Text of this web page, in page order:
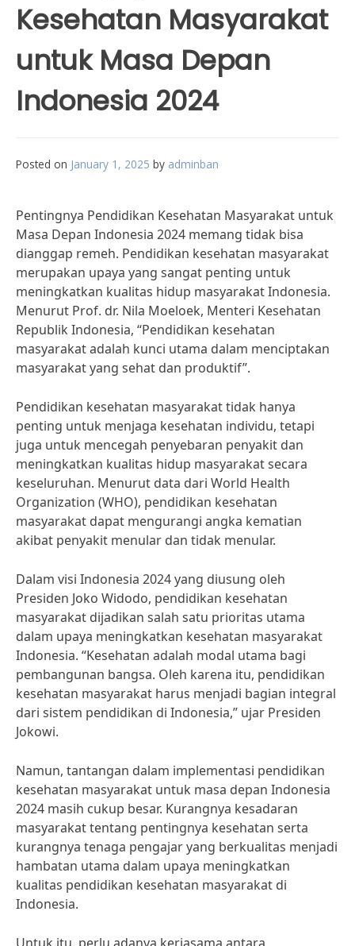
Kesehatan Masyarakat
untuk Masa Depan
Indonesia 2024
Posted on January 1, 2025 by adminban
Pentingnya Pendidikan Kesehatan Masyarakat untuk
Masa Depan Indonesia 2024 memang tidak bisa
dianggap remeh. Pendidikan kesehatan masyarakat
merupakan upaya yang sangat penting untuk
meningkatkan kualitas hidup masyarakat Indonesia.
Menurut Prof. dr. Nila Moeloek, Menteri Kesehatan
Republik Indonesia, “Pendidikan kesehatan
masyarakat adalah kunci utama dalam menciptakan
masyarakat yang sehat dan produktif”.
Pendidikan kesehatan masyarakat tidak hanya
penting untuk menjaga kesehatan individu, tetapi
juga untuk mencegah penyebaran penyakit dan
meningkatkan kualitas hidup masyarakat secara
keseluruhan. Menurut data dari World Health
Organization (WHO), pendidikan kesehatan
masyarakat dapat mengurangi angka kematian
akibat penyakit menular dan tidak menular.
Dalam visi Indonesia 2024 yang diusung oleh
Presiden Joko Widodo, pendidikan kesehatan
masyarakat dijadikan salah satu prioritas utama
dalam upaya meningkatkan kesehatan masyarakat
Indonesia. “Kesehatan adalah modal utama bagi
pembangunan bangsa. Oleh karena itu, pendidikan
kesehatan masyarakat harus menjadi bagian integral
dari sistem pendidikan di Indonesia,” ujar Presiden
Jokowi.
Namun, tantangan dalam implementasi pendidikan
kesehatan masyarakat untuk masa depan Indonesia
2024 masih cukup besar. Kurangnya kesadaran
masyarakat tentang pentingnya kesehatan serta
kurangnya tenaga pengajar yang berkualitas menjadi
hambatan utama dalam upaya meningkatkan
kualitas pendidikan kesehatan masyarakat di
Indonesia.